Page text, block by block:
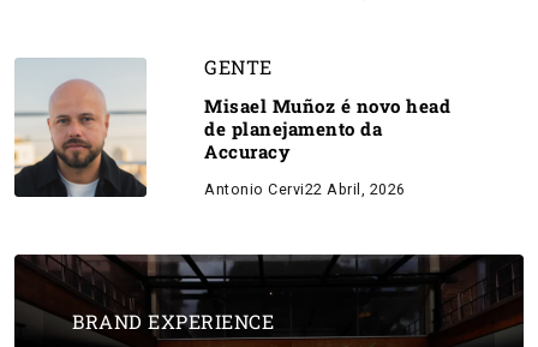
GENTE
Misael Muñoz é novo head
de planejamento da
Accuracy
Antonio Cervi22 Abril, 2026
BRAND EXPERIENCE